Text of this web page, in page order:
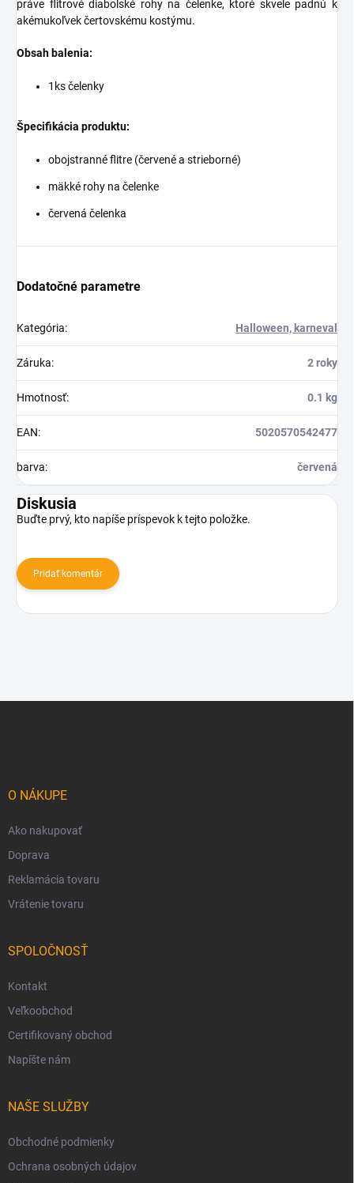
práve flitrové diabolské rohy na čelenke, ktoré skvele padnú k
akémukoľvek čertovskému kostýmu.
Obsah balenia:
1ks čelenky
Špecifikácia produktu:
obojstranné flitre (červené a strieborné)
mäkké rohy na čelenke
červená čelenka
Dodatočné parametre
Kategória: Halloween, karneval
Záruka: 2 roky
Hmotnosť: 0.1 kg
EAN: 5020570542477
barva: červená
Diskusia
Buďte prvý, kto napíše príspevok k tejto položke.
Pridať komentár
O NÁKUPE
Ako nakupovať
Doprava
Reklamácia tovaru
Vrátenie tovaru
SPOLOČNOSŤ
Kontakt
Veľkoobchod
Certifikovaný obchod
Napíšte nám
NAŠE SLUŽBY
Obchodné podmienky
Ochrana osobných údajov